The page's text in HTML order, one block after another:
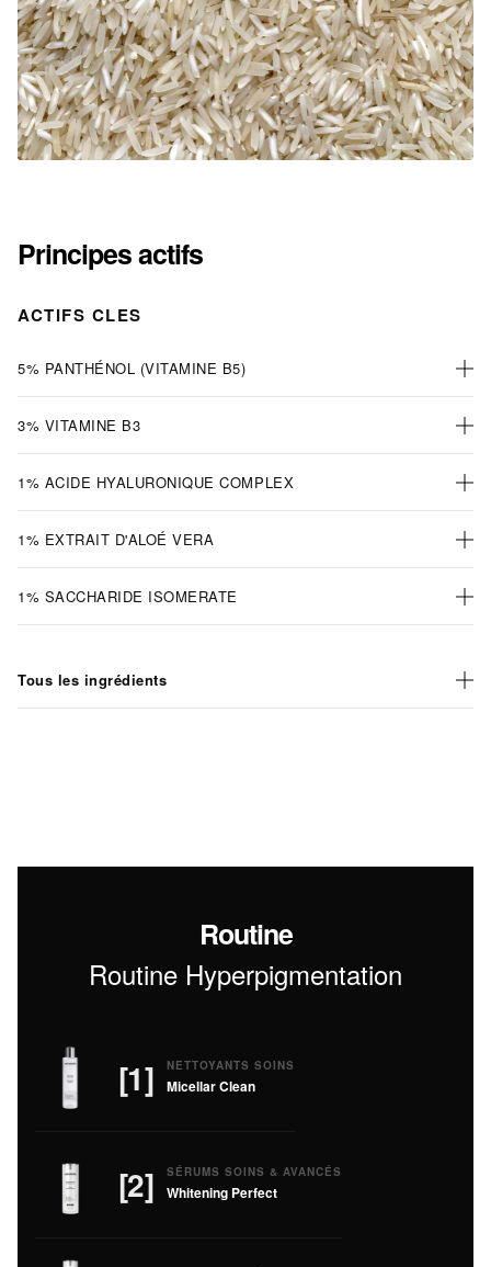
Principes actifs
ACTIFS CLES
5% PANTHÉNOL (VITAMINE B5)
3% VITAMINE B3
1% ACIDE HYALURONIQUE COMPLEX
1% EXTRAIT D'ALOÉ VERA
1% SACCHARIDE ISOMERATE
Tous les ingrédients
Routine
Routine Hyperpigmentation
[1] NETTOYANTS SOINS
Micellar Clean
[2] SÉRUMS SOINS & AVANCÉS
Whitening Perfect